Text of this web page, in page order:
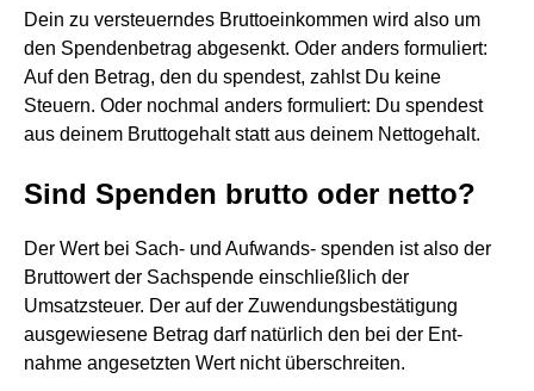
Dein zu versteuerndes Bruttoeinkommen wird also um
den Spendenbetrag abgesenkt. Oder anders formuliert:
Auf den Betrag, den du spendest, zahlst Du keine
Steuern. Oder nochmal anders formuliert: Du spendest
aus deinem Bruttogehalt statt aus deinem Nettogehalt.
Sind Spenden brutto oder netto?
Der Wert bei Sach- und Aufwands- spenden ist also der
Bruttowert der Sachspende einschließlich der
Umsatzsteuer. Der auf der Zuwendungsbestätigung
ausgewiesene Betrag darf natürlich den bei der Ent-
nahme angesetzten Wert nicht überschreiten.